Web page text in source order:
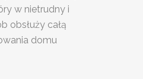
w nietrudny i
obsłuży całą
domu